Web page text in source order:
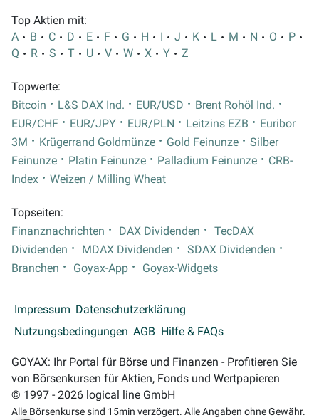
Top Aktien mit:
A
B C D E F G H I J K L M N O
P
Q
R S T U V W X Y Z
Topwerte:
Bitcoin
L&S DAX Ind. EUR/USD
Brent Rohöl Ind.
EUR/CHF
EUR/JPY EUR/PLN Leitzins EZB
Euribor
3M
Krügerrand Goldmünze Gold Feinunze
Silber
Feinunze
Platin Feinunze Palladium Feinunze
CRB-
Index
Weizen / Milling Wheat
Topseiten:
Finanznachrichten
DAX Dividenden
TecDAX
Dividenden
MDAX Dividenden
SDAX Dividenden
Branchen
Goyax-App Goyax-Widgets
Impressum Datenschutzerklärung
Nutzungsbedingungen AGB Hilfe & FAQs
GOYAX: Ihr Portal für Börse und Finanzen - Profitieren Sie
von Börsenkursen für Aktien, Fonds und Wertpapieren
© 1997 - 2026 logical line GmbH
Alle Börsenkurse sind 15min verzögert. Alle Angaben ohne Gewähr.